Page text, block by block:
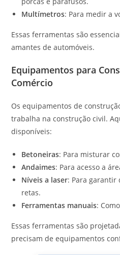
Multímetros: Para medir a
Essas ferramentas são
amantes de automóveis.
Equipamentos para
Comércio
Os equipamentos de
trabalha na construção civil.
disponíveis:
Betoneiras: Para misturar
Andaimes: Para acesso a
Níveis a laser: Para garantir
retas.
Ferramentas manuais:
Essas ferramentas são
precisam de equipamentos